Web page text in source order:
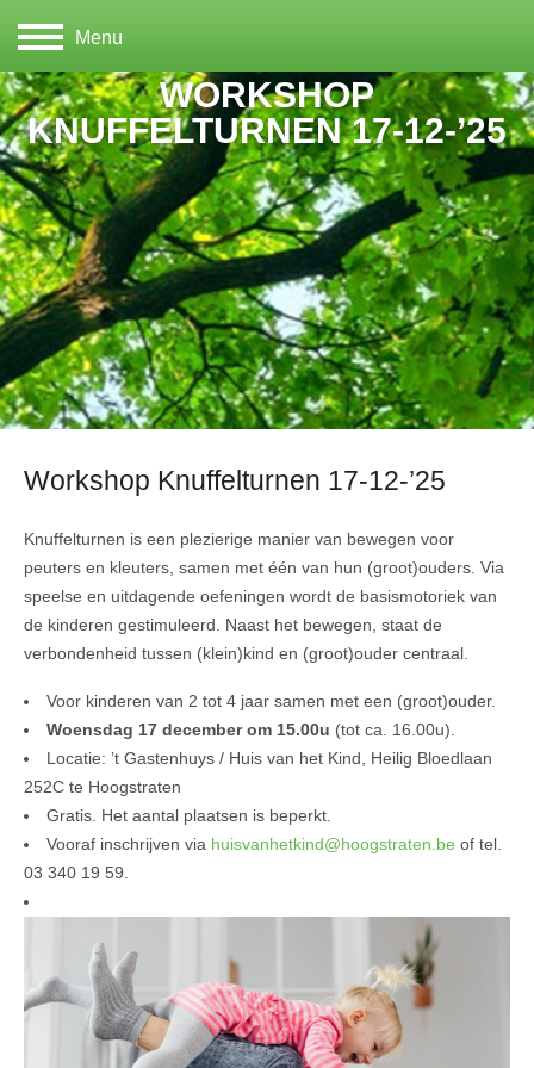
Menu
WORKSHOP
KNUFFELTURNEN 17-12-’25
Workshop Knuffelturnen 17-12-’25
Knuffelturnen is een plezierige manier van bewegen voor
peuters en kleuters, samen met één van hun (groot)ouders. Via
speelse en uitdagende oefeningen wordt de basismotoriek van
de kinderen gestimuleerd. Naast het bewegen, staat de
verbondenheid tussen (klein)kind en (groot)ouder centraal.
Voor kinderen van 2 tot 4 jaar samen met een (groot)ouder.
Woensdag 17 december om 15.00u (tot ca. 16.00u).
Locatie: ’t Gastenhuys / Huis van het Kind, Heilig Bloedlaan
252C te Hoogstraten
Gratis. Het aantal plaatsen is beperkt.
Vooraf inschrijven via huisvanhetkind@hoogstraten.be of tel.
03 340 19 59.